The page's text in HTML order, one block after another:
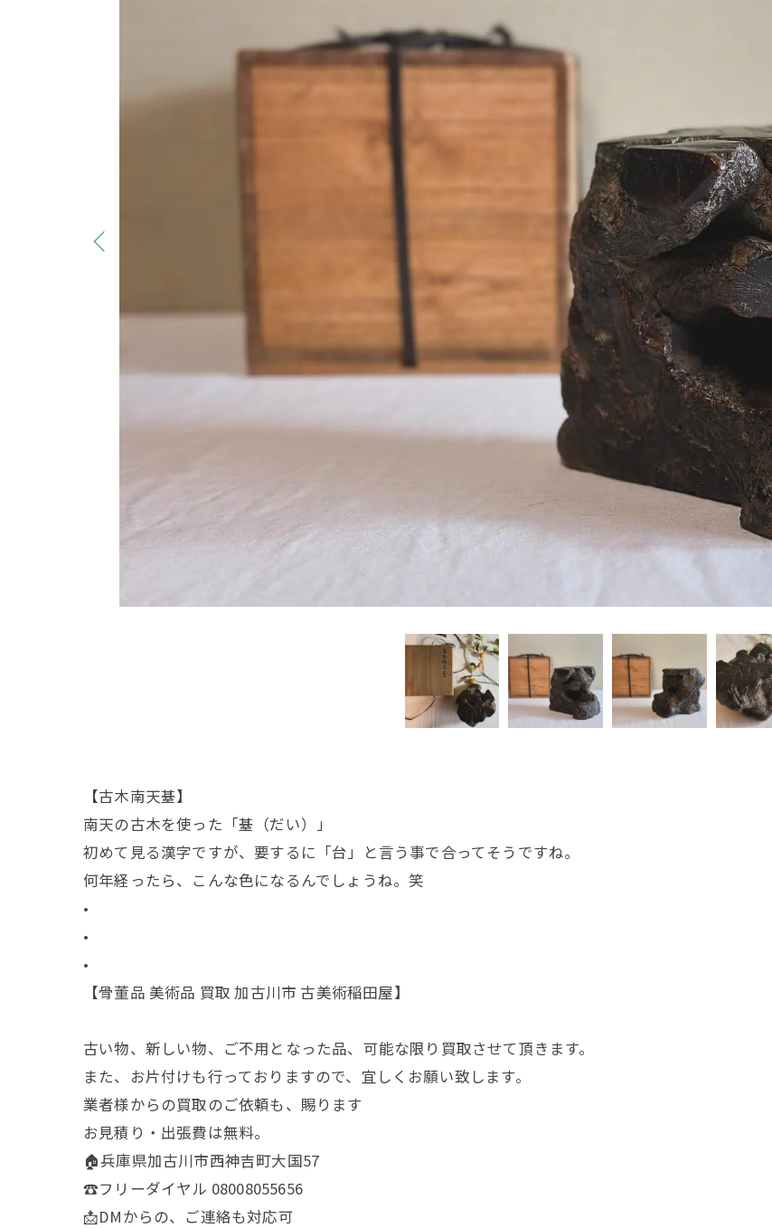
【古木南天䑓】
南天の古木を使った「䑓（だい）」
初めて見る漢字ですが、要するに「台」と言う事で合ってそうですね。
何年経ったら、こんな色になるんでしょうね。笑
•
•
•
【骨董品 美術品 買取 加古川市 古美術稲田屋】
古い物、新しい物、ご不用となった品、可能な限り買取させて頂きます。
また、お片付けも行っておりますので、宜しくお願い致します。
業者様からの買取のご依頼も、賜ります
お見積り・出張費は無料。
🏠兵庫県加古川市西神吉町大国57
☎️フリーダイヤル 08008055656
📩DMからの、ご連絡も対応可